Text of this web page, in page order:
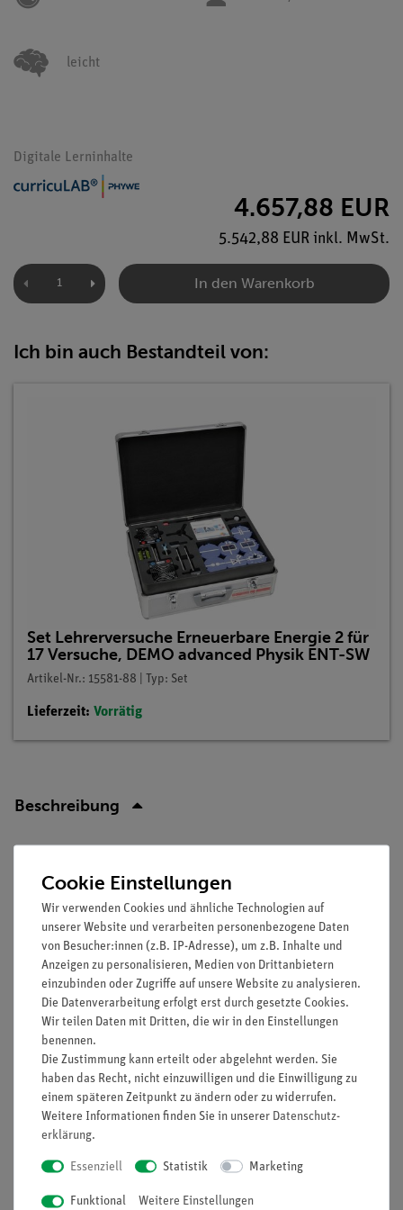
leicht
Digitale Lerninhalte
4.657,88 EUR
5.542,88 EUR inkl. MwSt.
In den Warenkorb
Ich bin auch Bestandteil von:
Set Lehrerversuche Erneuerbare Energie 2 für
17 Versuche, DEMO advanced Physik ENT-SW
Artikel-Nr.: 15581-88 | Typ: Set
Lieferzeit: Vorrätig
Beschreibung
Kleine Fotovoltaikanlagen können direkt zur Versorgung
kleiner Geräte oder zur Beleuchtung genutzt werden. Dafür
sind im Allgemeinen höhere Spannungen erforderlich als eine
Zelle liefern kann. Mehrere Zellen müssen daher in Reihe
geschaltet werden. In Solarleuchten werden meistens LED`s
verwendet. In diesem Versuch soll untersucht werden, welche
Spannung erforderlich ist, um eine LED mit einer Solarzelle
zum Leuchten zu bringen.
Vorteile
Teil einer Systemlösung - Leicht erweiterbar für weitere
Versuche
Anschauliche Versuchsdurchführung durch Einsatz von
ADM3-Multimetern
Cookie Einstellungen
Wir verwenden Cookies und ähnliche Technologien auf
unserer Website und verarbeiten personenbezogene Daten
von Besucher:innen (z.B. IP-Adresse), um z.B. Inhalte und
Anzeigen zu personalisieren, Medien von Drittanbietern
einzubinden oder Zugriffe auf unsere Website zu analysieren.
Die Datenverarbeitung erfolgt erst durch gesetzte Cookies.
Wir teilen Daten mit Dritten, die wir in den Einstellungen
benennen.
Die Zustimmung kann erteilt oder abgelehnt werden. Sie
haben das Recht, nicht einzuwilligen und die Einwilligung zu
einem späteren Zeitpunkt zu ändern oder zu widerrufen.
Weitere Informationen finden Sie in unserer Daten­schutz­
erklärung.
Essenziell Statistik Marketing
Funktional Weitere Einstellungen